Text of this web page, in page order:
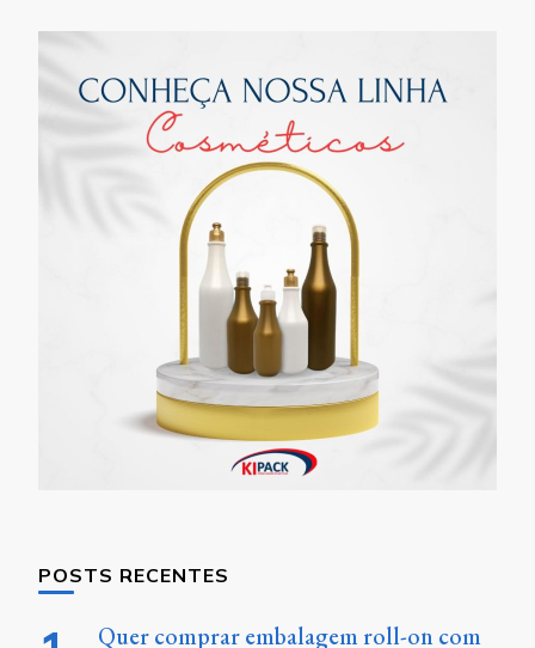
POSTS RECENTES
Quer comprar embalagem roll-on com